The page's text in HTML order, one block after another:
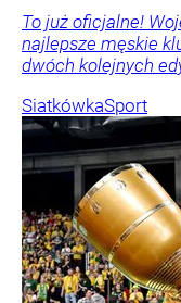
To już oficjalne!
najlepsze męskie
dwóch kolejnych
SiatkówkaSport